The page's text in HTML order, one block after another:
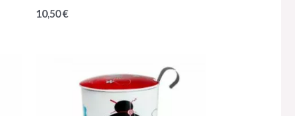
10,50€